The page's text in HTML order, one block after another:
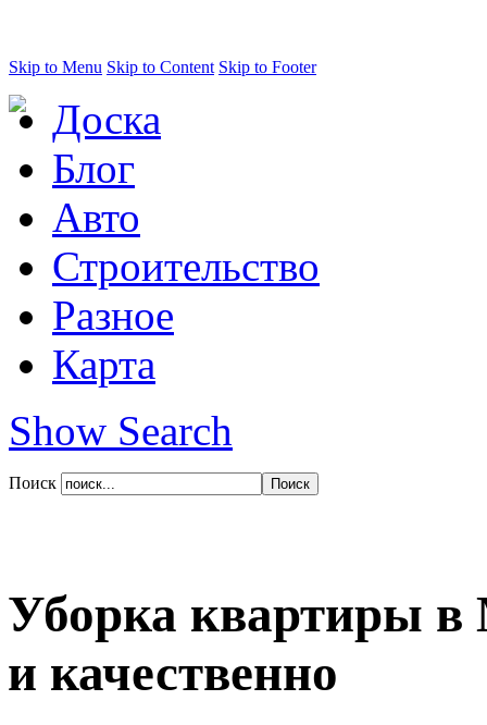
Skip to Menu Skip to Content Skip to Footer
Доска
Блог
Авто
Строительство
Разное
Карта
Show Search
Поиск
Уборка квартиры в
и качественно